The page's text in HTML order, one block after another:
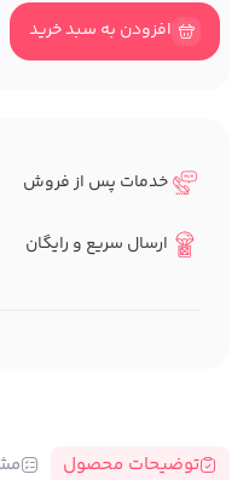
افزودن به سبد خرید
خدمات پس از فروش
ارسال سریع و رایگان
توضیحات محصول